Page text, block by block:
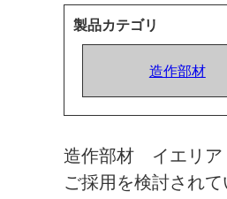
製品カテゴリ
造作部材
造作部材 イエリア
ご採用を検討され